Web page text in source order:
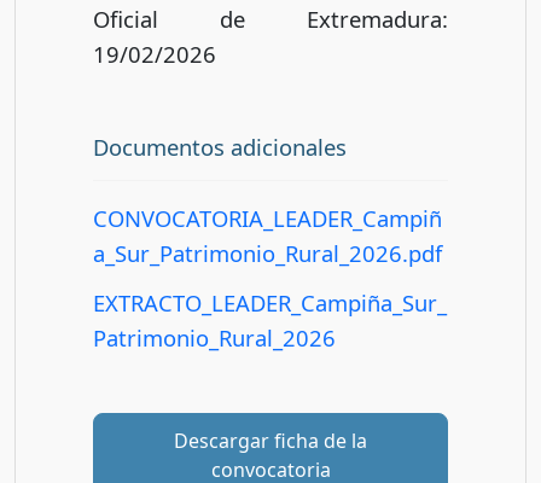
Oficial de Extremadura:
19/02/2026
Documentos adicionales
CONVOCATORIA_LEADER_Campiñ
a_Sur_Patrimonio_Rural_2026.pdf
EXTRACTO_LEADER_Campiña_Sur_
Patrimonio_Rural_2026
Descargar ficha de la
convocatoria